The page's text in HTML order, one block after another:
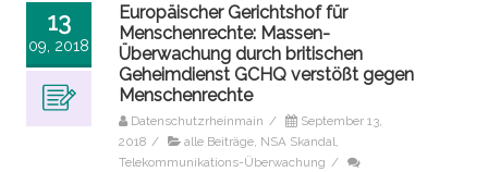
13
09, 2018
Europäischer Gerichtshof für
Menschenrechte: Massen-
Überwachung durch britischen
Geheimdienst GCHQ verstößt gegen
Menschenrechte
Datenschutzrheinmain /
September 13,
2018 / alle Beiträge NSA Skandal
Telekommunikations-Überwachung /